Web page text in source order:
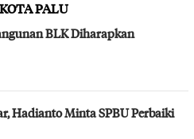
PALU
BLK Diharapkan
Hadianto Minta SPBU Perbaiki